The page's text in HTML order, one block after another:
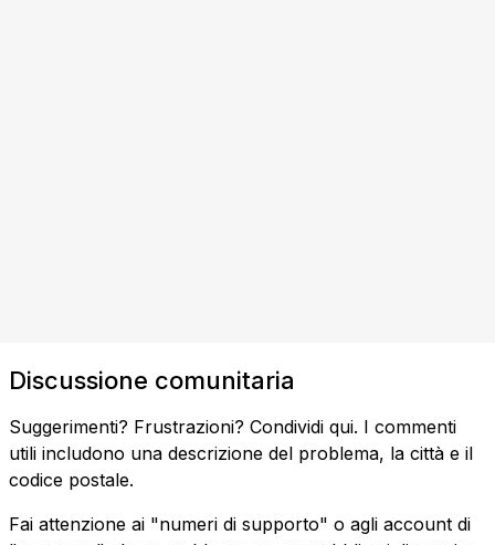
Discussione comunitaria
Suggerimenti? Frustrazioni? Condividi qui. I commenti
utili includono una descrizione del problema, la città e il
codice postale.
Fai attenzione ai "numeri di supporto" o agli account di